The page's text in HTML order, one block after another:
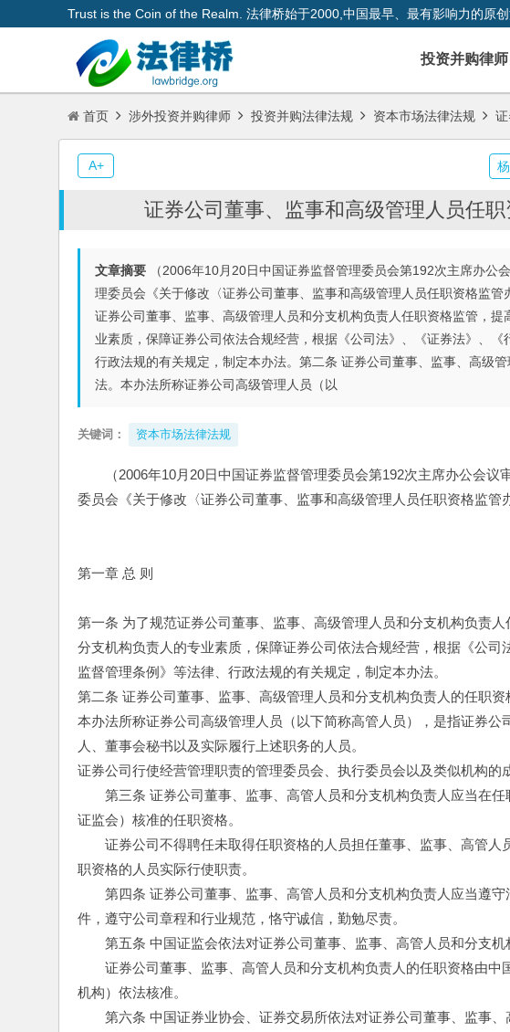
Trust is the Coin of the Realm. 法律桥始于2000,中国最早、最有影响力的原创
投资并购律师
首页 涉外投资并购律师 投资并购法律法规 资本市场法律法规
证券公司董事、监事和高级管理人员任职
文章摘要 （2006年10月20日中国证券监督管理委员会第192次主席办公
理委员会《关于修改〈证券公司董事、监事和高级管理人员任职资格监
证券公司董事、监事、高级管理人员和分支机构负责人任职资格监管，
业素质，保障证券公司依法合规经营，根据《公司法》、《证券法》、《
行政法规的有关规定，制定本办法。第二条 证券公司董事、监事、高级
法。本办法所称证券公司高级管理人员（以
关键词： 资本市场法律法规
（2006年10月20日中国证券监督管理委员会第192次主席办公会
委员会《关于修改〈证券公司董事、监事和高级管理人员任职资格监管
第一章 总 则
第一条 为了规范证券公司董事、监事、高级管理人员和分支机构负责
分支机构负责人的专业素质，保障证券公司依法合规经营，根据《公
监督管理条例》等法律、行政法规的有关规定，制定本办法。
第二条 证券公司董事、监事、高级管理人员和分支机构负责人的任职资
本办法所称证券公司高级管理人员（以下简称高管人员），是指证券
人、董事会秘书以及实际履行上述职务的人员。
证券公司行使经营管理职责的管理委员会、执行委员会以及类似机构的
第三条 证券公司董事、监事、高管人员和分支机构负责人应当在任
证监会）核准的任职资格。
证券公司不得聘任未取得任职资格的人员担任董事、监事、高管人
职资格的人员实际行使职责。
第四条 证券公司董事、监事、高管人员和分支机构负责人应当遵守
件，遵守公司章程和行业规范，恪守诚信，勤勉尽责。
第五条 中国证监会依法对证券公司董事、监事、高管人员和分支机
证券公司董事、监事、高管人员和分支机构负责人的任职资格由中
机构）依法核准。
第六条 中国证券业协会、证券交易所依法对证券公司董事、监事、
A+